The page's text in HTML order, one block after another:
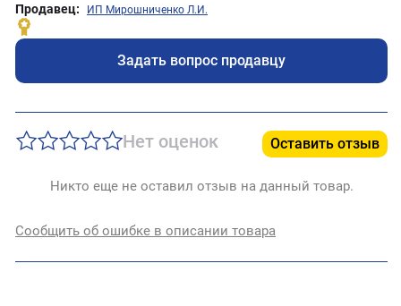
Продавец: ИП Мирошниченко Л.И.
Задать вопрос продавцу
Нет оценок Оставить отзыв
Никто еще не оставил отзыв на данный товар.
Сообщить об ошибке в описании товара